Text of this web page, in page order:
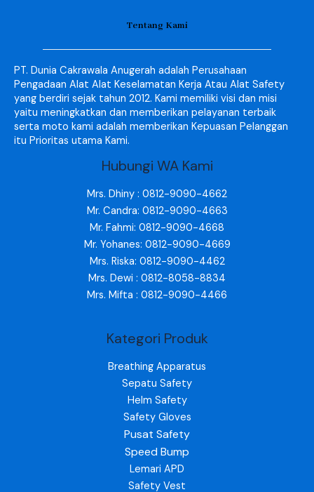
Tentang Kami
PT. Dunia Cakrawala Anugerah adalah Perusahaan
Pengadaan Alat Alat Keselamatan Kerja Atau Alat Safety
yang berdiri sejak tahun 2012. Kami memiliki visi dan misi
yaitu meningkatkan dan memberikan pelayanan terbaik
serta moto kami adalah memberikan Kepuasan Pelanggan
itu Prioritas utama Kami.
Hubungi WA Kami
Mrs. Dhiny : 0812-9090-4662
Mr. Candra: 0812-9090-4663
Mr. Fahmi: 0812-9090-4668
Mr. Yohanes: 0812-9090-4669
Mrs. Riska: 0812-9090-4462
Mrs. Dewi : 0812-8058-8834
Mrs. Mifta : 0812-9090-4466
Kategori Produk
Breathing Apparatus
Sepatu Safety
Helm Safety
Safety Gloves
Pusat Safety
Speed Bump
Lemari APD
Safety Vest